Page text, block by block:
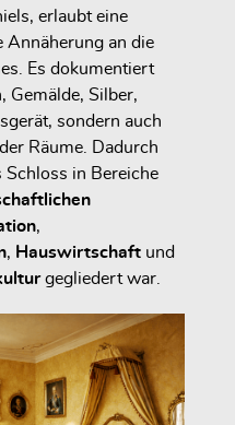
erlaubt eine
Annäherung an die
Es dokumentiert
Gemälde, Silber,
sondern auch
Räume. Dadurch
Schloss in Bereiche
,
, Hauswirtschaft und
gegliedert war.